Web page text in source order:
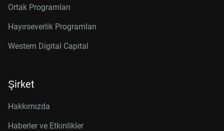
Ortak Programları
Hayırseverlik Programları
Western Digital Capital
Şirket
Hakkımızda
Haberler ve Etkinlikler